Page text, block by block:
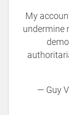
My
undermine
— Guy